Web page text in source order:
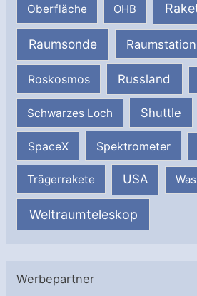
Oberfläche OHB
Raumsonde Raumstation
Roskosmos Russland
Schwarzes Loch Shuttle
SpaceX Spektrometer
Trägerrakete USA
Weltraumteleskop
Werbepartner